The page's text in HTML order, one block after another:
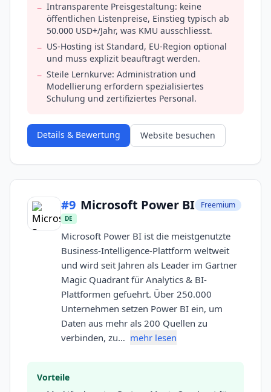
− Intransparente Preisgestaltung: keine
öffentlichen Listenpreise, Einstieg typisch ab
50.000 USD+/Jahr, was KMU ausschliesst.
− US-Hosting ist Standard, EU-Region optional
und muss explizit beauftragt werden.
− Steile Lernkurve: Administration und
Modellierung erfordern spezialisiertes
Schulung und zertifiziertes Personal.
Details & Bewertung Website besuchen
#9 Microsoft Power BI Freemium
DE
Microsoft Power BI ist die meistgenutzte
Business-Intelligence-Plattform weltweit
und wird seit Jahren als Leader im Gartner
Magic Quadrant für Analytics & BI-
Plattformen gefuehrt. Über 250.000
Unternehmen setzen Power BI ein, um
Daten aus mehr als 200 Quellen zu
verbinden, zu… mehr lesen
Vorteile